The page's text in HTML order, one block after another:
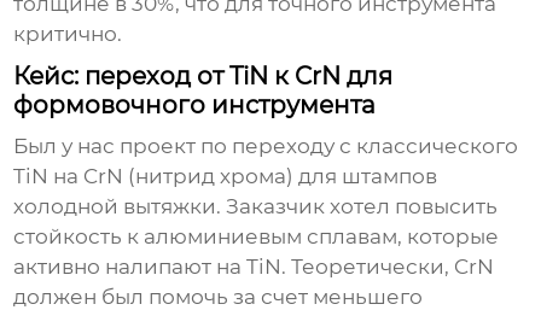
критично.
Кейс: переход от TiN к CrN для
формовочного инструмента
Был у нас проект по переходу с классического
TiN на CrN (нитрид хрома) для штампов
холодной вытяжки. Заказчик хотел повысить
стойкость к алюминиевым сплавам, которые
активно налипают на TiN. Теоретически, CrN
должен был помочь за счет меньшего